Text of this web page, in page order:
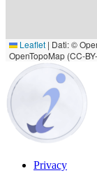
Leaflet | Dati: ©
OpenTopoMap (CC-
Privacy